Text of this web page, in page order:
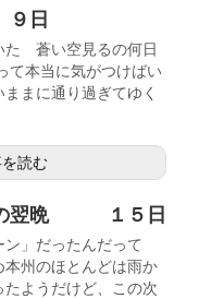
日
た 蒼い空見るの何日
て本当に気がつけばい
まに通り過ぎてゆく
読む
の翌晩 １５日
」だったんだって
州のほとんどは雨か
ようだけど、この次